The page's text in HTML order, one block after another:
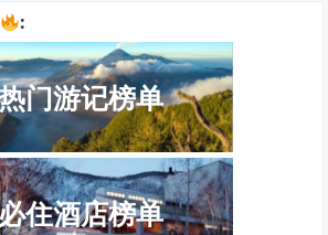
:
门游记榜单
住酒店榜单